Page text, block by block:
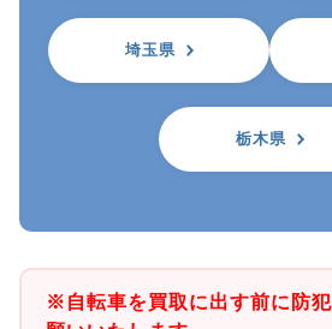
埼玉県
栃木県
※自転車を買取に出す前に防